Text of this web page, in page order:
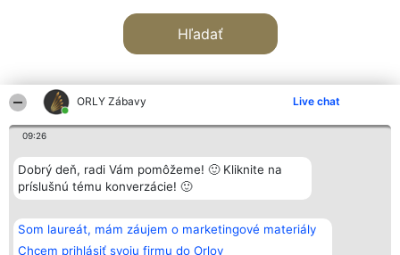
ORLY Zábavy Live chat
09:26
Dobrý deň, radi Vám pomôžeme! 🙂 Kliknite na
príslušnú tému konverzácie! 🙂
Som laureát, mám záujem o marketingové materiály
Chcem prihlásiť svoju firmu do Orlov
Hľadať
Organizátor hodnotenia
Bright Side Solutions sp. z o.
o. sp. k.
Wrocław 50-079
KRS 0000749100 | Regon
381313360 | NIP 8943132676
Hodnotenie
Laureáti
Lista
Laureatów
Podmienky
Obchodné
Kontakt
Kontakt